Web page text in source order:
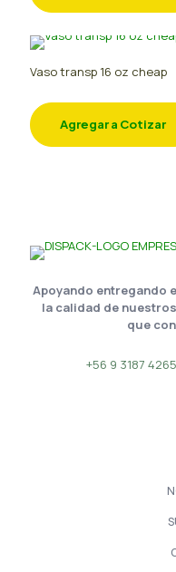
Vaso transp 16 oz cheap
Agregar a Cotizar
Apoyando entregando
la calidad de
que
+56 9 3187 4265